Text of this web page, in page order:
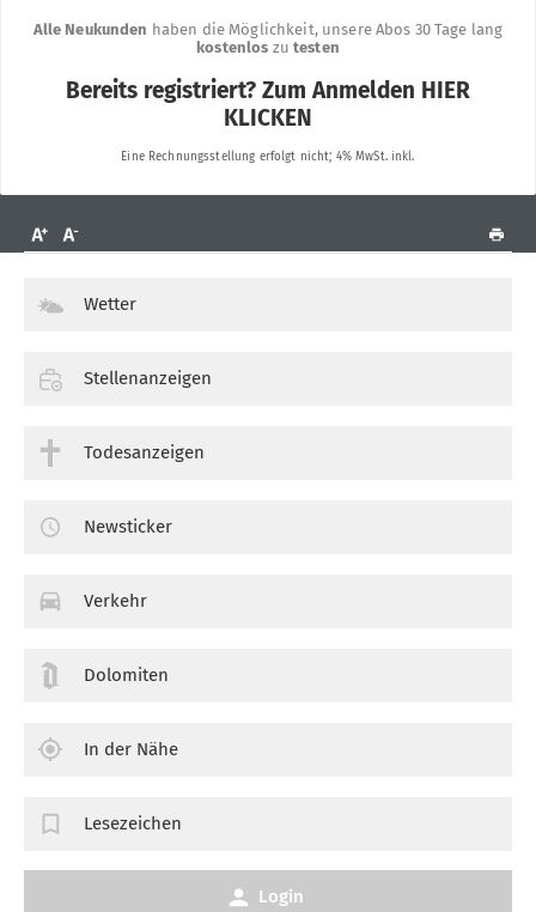
Wetter
Stellenanzeigen
Todesanzeigen
Newsticker
Verkehr
Dolomiten
In der Nähe
Lesezeichen
Login